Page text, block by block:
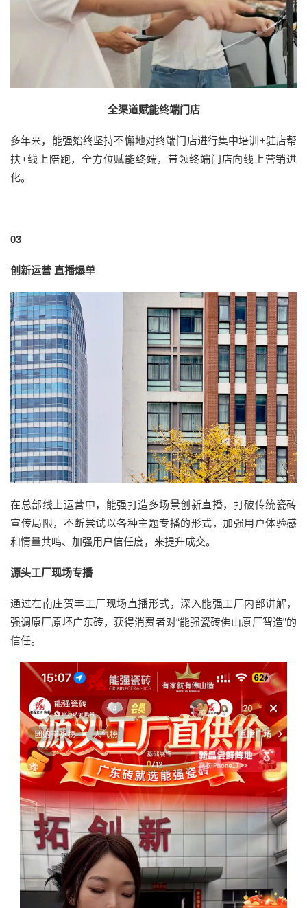
全渠道赋能终端门店
多年来，能强始终坚持不懈地对终端门店进行集中培训+驻店帮
扶+线上陪跑，全方位赋能终端，带领终端门店向线上营销进
化。
03
创新运营 直播爆单
在总部线上运营中，能强打造多场景创新直播，打破传统瓷砖
宣传局限，不断尝试以各种主题专播的形式，加强用户体验感
和情量共鸣、加强用户信任度，来提升成交。
源头工厂现场专播
通过在南庄贺丰工厂现场直播形式，深入能强工厂内部讲解，
强调原厂原坯广东砖，获得消费者对“能强瓷砖佛山原厂智造”的
信任。